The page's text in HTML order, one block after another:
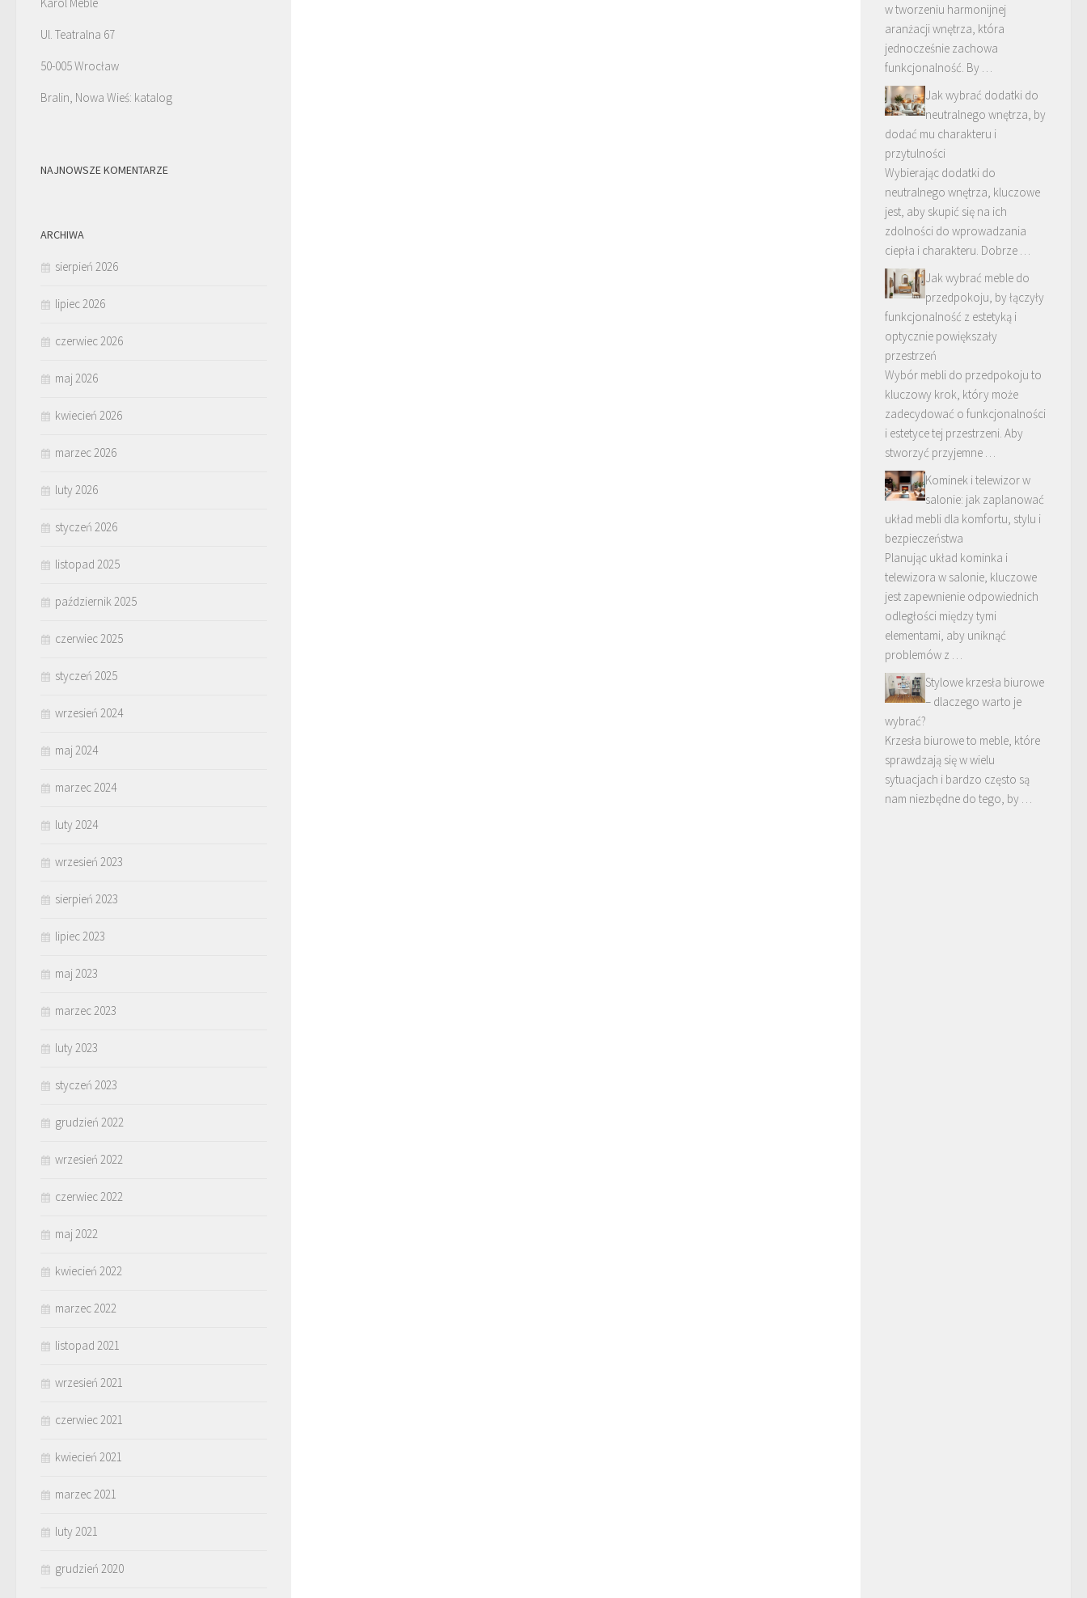
Ul. Teatralna 67
50-005 Wrocław
Bralin, Nowa Wieś: katalog
NAJNOWSZE KOMENTARZE
ARCHIWA
sierpień 2026
lipiec 2026
czerwiec 2026
maj 2026
kwiecień 2026
marzec 2026
luty 2026
styczeń 2026
listopad 2025
październik 2025
czerwiec 2025
styczeń 2025
wrzesień 2024
maj 2024
marzec 2024
luty 2024
wrzesień 2023
sierpień 2023
lipiec 2023
maj 2023
marzec 2023
luty 2023
styczeń 2023
grudzień 2022
wrzesień 2022
czerwiec 2022
maj 2022
kwiecień 2022
marzec 2022
listopad 2021
wrzesień 2021
czerwiec 2021
kwiecień 2021
marzec 2021
luty 2021
grudzień 2020
w tworzeniu harmonijnej
aranżacji wnętrza, która
jednocześnie zachowa
funkcjonalność. By …
Jak wybrać dodatki do
neutralnego wnętrza, by
dodać mu charakteru i
przytulności
Wybierając dodatki do
neutralnego wnętrza, kluczowe
jest, aby skupić się na ich
zdolności do wprowadzania
ciepła i charakteru. Dobrze …
Jak wybrać meble do
przedpokoju, by łączyły
funkcjonalność z estetyką i
optycznie powiększały
przestrzeń
Wybór mebli do przedpokoju to
kluczowy krok, który może
zadecydować o funkcjonalności
i estetyce tej przestrzeni. Aby
stworzyć przyjemne …
Kominek i telewizor w
salonie: jak zaplanować
układ mebli dla komfortu, stylu i
bezpieczeństwa
Planując układ kominka i
telewizora w salonie, kluczowe
jest zapewnienie odpowiednich
odległości między tymi
elementami, aby uniknąć
problemów z …
Stylowe krzesła biurowe
– dlaczego warto je
wybrać?
Krzesła biurowe to meble, które
sprawdzają się w wielu
sytuacjach i bardzo często są
nam niezbędne do tego, by …